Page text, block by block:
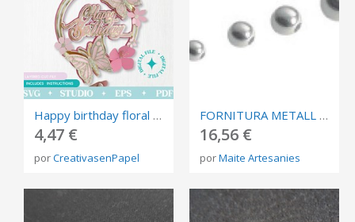
Happy birthday floral cake topper SVG
4,47 €
porCreativasenPapel
FORNITURA METALL REFERÈNCIA: C57
16,56 €
porMaite Artesanies